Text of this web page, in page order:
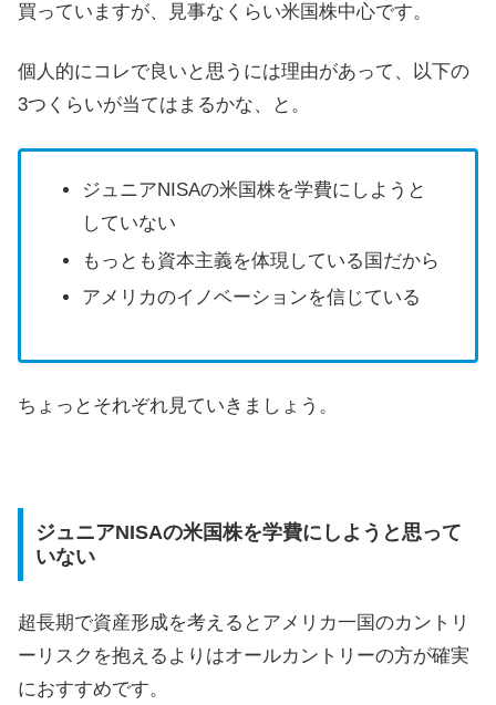
買っていますが、見事なくらい米国株中心です。
個人的にコレで良いと思うには理由があって、以下の
3つくらいが当てはまるかな、と。
ジュニアNISAの米国株を学費にしようと
していない
もっとも資本主義を体現している国だから
アメリカのイノベーションを信じている
ちょっとそれぞれ見ていきましょう。
ジュニアNISAの米国株を学費にしようと思って
いない
超長期で資産形成を考えるとアメリカ一国のカントリ
ーリスクを抱えるよりはオールカントリーの方が確実
におすすめです。